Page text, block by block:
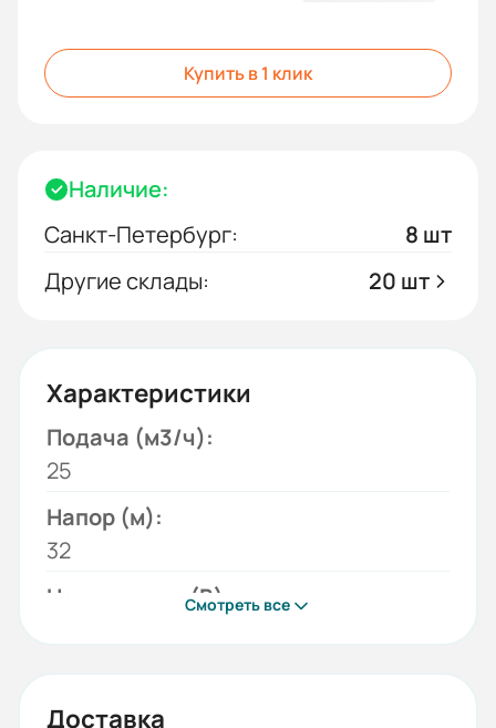
Купить в 1 клик
Наличие:
Санкт-Петербург:
8 шт
Другие склады:
20 шт
Характеристики
Подача (м3/ч):
25
Напор (м):
32
Напряжение (В):
К
Смотреть все
Доставка